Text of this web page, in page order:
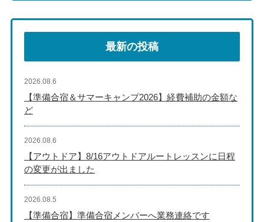
最新の投稿
【準備合宿＆サマーキャンプ2026】経費補助の金額な
ど
2026.08.6
【アウトドア】8/16アウトドアルートレッスンに日程
の変更が出ました
2026.08.6
【準備合宿】準備合宿メンバーへ業務連絡です
2026.08.5